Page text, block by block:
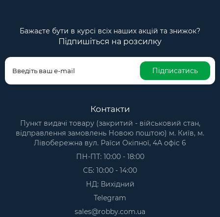
Бажаєте бути в курсі всіх наших акцій та знижок?
Підпишіться на розсилку
Підписатись
Контакти
Пункт видачі товару (закритий - військовий стан,
відправлення замовлень Новою поштою) м. Київ, м.
Лівобережна вул. Раїси Окіпної, 4А офіс 6
ПН-ПТ: 10:00 - 18:00
СБ: 10:00 - 14:00
НД: Вихідний
Telegram
sales@robby.com.ua